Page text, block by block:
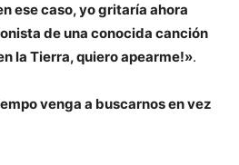
ese caso, yo gritaría ahora
de una conocida canción
la Tierra, quiero apearme!».
venga a buscarnos en vez